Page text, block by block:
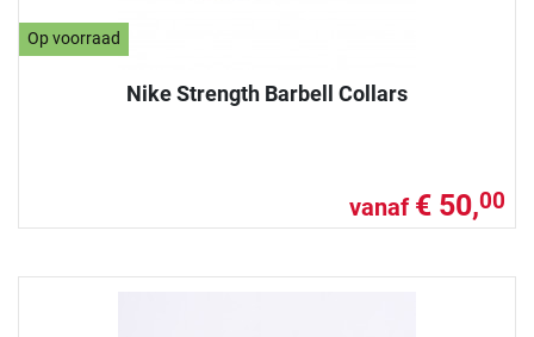
Op voorraad
Nike Strength Barbell Collars
vanaf € 50,00